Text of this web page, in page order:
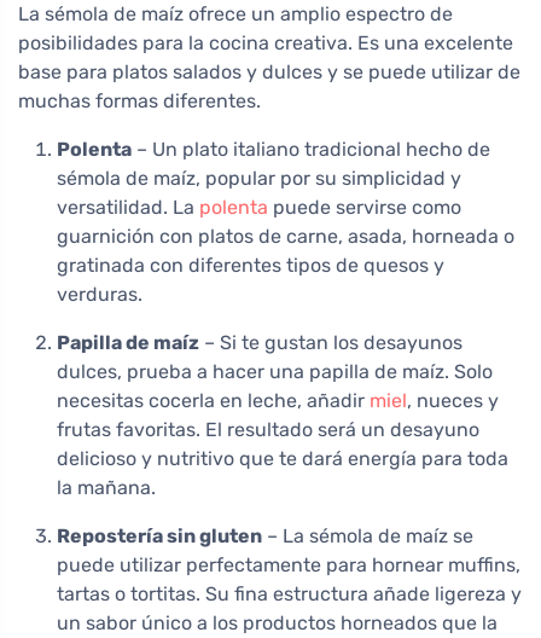
La sémola de maíz ofrece un amplio espectro de
posibilidades para la cocina creativa. Es una excelente
base para platos salados y dulces y se puede utilizar de
muchas formas diferentes.
Polenta – Un plato italiano tradicional hecho de
sémola de maíz, popular por su simplicidad y
versatilidad. La polenta puede servirse como
guarnición con platos de carne, asada, horneada o
gratinada con diferentes tipos de quesos y
verduras.
Papilla de maíz – Si te gustan los desayunos
dulces, prueba a hacer una papilla de maíz. Solo
necesitas cocerla en leche, añadir miel, nueces y
frutas favoritas. El resultado será un desayuno
delicioso y nutritivo que te dará energía para toda
la mañana.
Repostería sin gluten – La sémola de maíz se
puede utilizar perfectamente para hornear muffins,
tartas o tortitas. Su fina estructura añade ligereza y
un sabor único a los productos horneados que la